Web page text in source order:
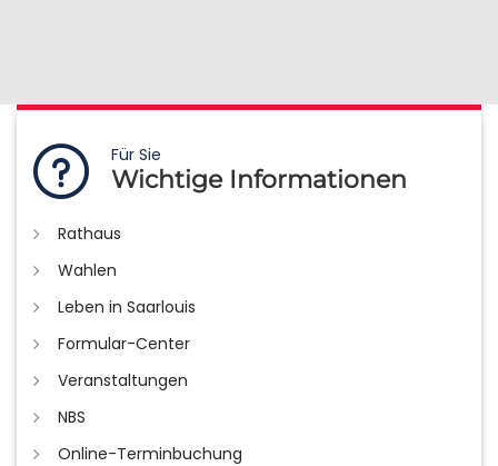
Für Sie
Wichtige Informationen
Rathaus
Wahlen
Leben in Saarlouis
Formular-Center
Veranstaltungen
NBS
Online-Terminbuchung